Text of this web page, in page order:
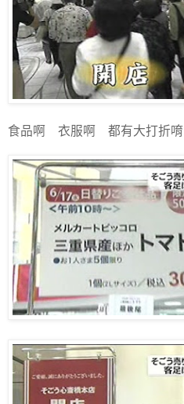
食品啊 衣服啊 都有大打折唷